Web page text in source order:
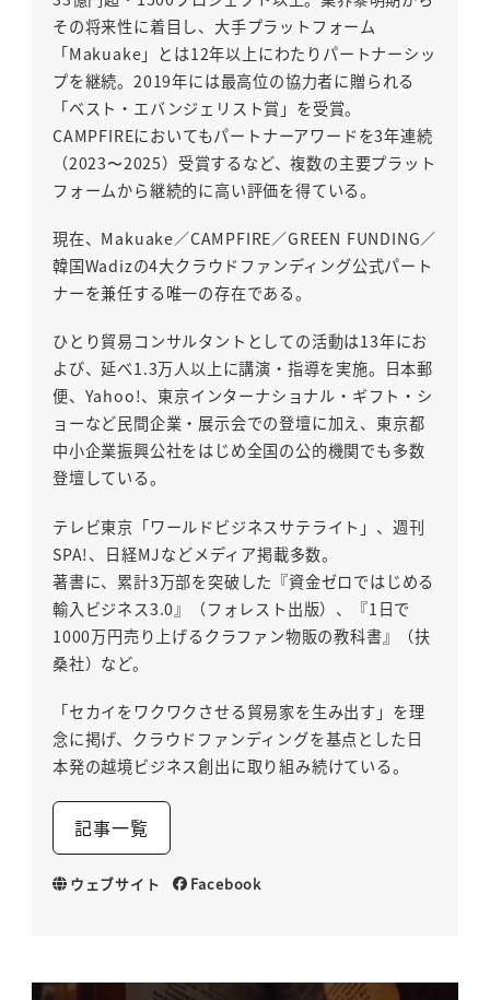
その将来性に着目し、大手プラットフォーム
「Makuake」とは12年以上にわたりパートナーシッ
プを継続。2019年には最高位の協力者に贈られる
「ベスト・エバンジェリスト賞」を受賞。
CAMPFIREにおいてもパートナーアワードを3年連続
（2023〜2025）受賞するなど、複数の主要プラット
フォームから継続的に高い評価を得ている。
現在、Makuake／CAMPFIRE／GREEN FUNDING／
韓国Wadizの4大クラウドファンディング公式パート
ナーを兼任する唯一の存在である。
ひとり貿易コンサルタントとしての活動は13年にお
よび、延べ1.3万人以上に講演・指導を実施。日本郵
便、Yahoo!、東京インターナショナル・ギフト・シ
ョーなど民間企業・展示会での登壇に加え、東京都
中小企業振興公社をはじめ全国の公的機関でも多数
登壇している。
テレビ東京「ワールドビジネスサテライト」、週刊
SPA!、日経MJなどメディア掲載多数。
著書に、累計3万部を突破した『資金ゼロではじめる
輸入ビジネス3.0』（フォレスト出版）、『1日で
1000万円売り上げるクラファン物販の教科書』（扶
桑社）など。
「セカイをワクワクさせる貿易家を生み出す」を理
念に掲げ、クラウドファンディングを基点とした日
本発の越境ビジネス創出に取り組み続けている。
記事一覧
ウェブサイト Facebook